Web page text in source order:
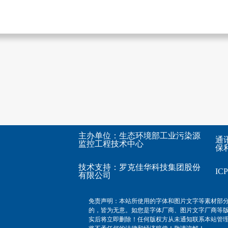
主办单位：生态环境部工业污染源
监控工程技术中心
技术支持： 罗克佳华科技集团股份
有限公司
通
保
免责声明：本站所使用的字体和图片文字等素材部
的，皆为无意。如您是字体厂商、图片文字厂商等
实后将立即删除！任何版权方从未通知联系本站管